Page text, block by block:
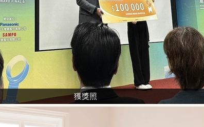
獲獎照